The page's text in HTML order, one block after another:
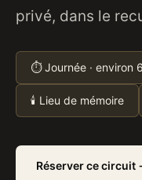
privé, dans le
⏱ Journée · environ
🕯 Lieu de mémoire
Réserver ce circuit